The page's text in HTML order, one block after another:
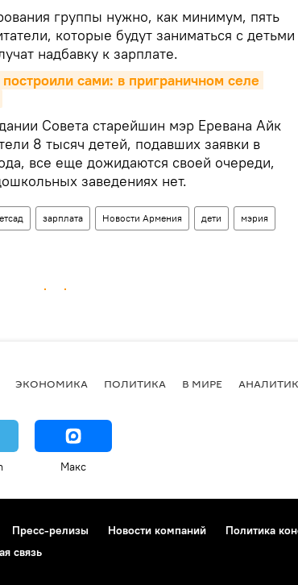
группы нужно, как минимум, пять
которые будут заниматься с детьми
надбавку к зарплате.
сами: в приграничном селе
Совета старейшин мэр Еревана Айк
8 тысяч детей, подавших заявки в
все еще дожидаются своей очереди,
заведениях нет.
зарплата Новости Армения дети мэрия
ЭКОНОМИКА ПОЛИТИКА В МИРЕ
Макс
Пресс-релизы Новости компаний Политика
связь